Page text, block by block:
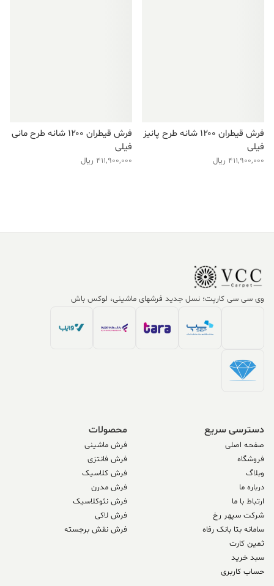
فرش قیطران ۱۲۰۰ شانه طرح پانیز
فیلی
411,900,000 ریال
فرش قیطران ۱۲۰۰ شانه طرح مانی
فیلی
411,900,000 ریال
وی سی سی کارپت؛ نسل جدید فرشهای ماشینی، لوکس باش
دسترسی سریع
صفحه اصلی
فروشگاه
وبلاگ
درباره ما
ارتباط با ما
شرکت سپهر رخ
سامانه بتا بانک رفاه
ثمین کارت
سبد خرید
حساب کاربری
محصولات
فرش ماشینی
فرش فانتزی
فرش کلاسیک
فرش مدرن
فرش نئوکلاسیک
فرش لاکی
فرش نقش برجسته